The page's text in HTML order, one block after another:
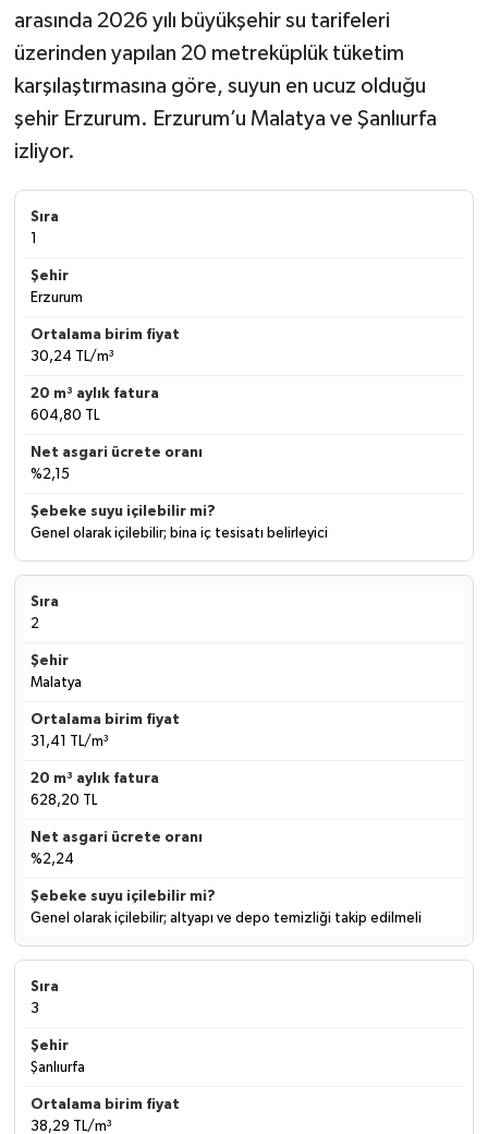
arasında 2026 yılı büyükşehir su tarifeleri
üzerinden yapılan 20 metreküplük tüketim
karşılaştırmasına göre, suyun en ucuz olduğu
şehir Erzurum. Erzurum’u Malatya ve Şanlıurfa
izliyor.
1
Erzurum
30,24 TL/m³
604,80 TL
%2,15
Genel olarak içilebilir; bina iç tesisatı belirleyici
2
Malatya
31,41 TL/m³
628,20 TL
%2,24
Genel olarak içilebilir; altyapı ve depo temizliği takip edilmeli
3
Şanlıurfa
38,29 TL/m³